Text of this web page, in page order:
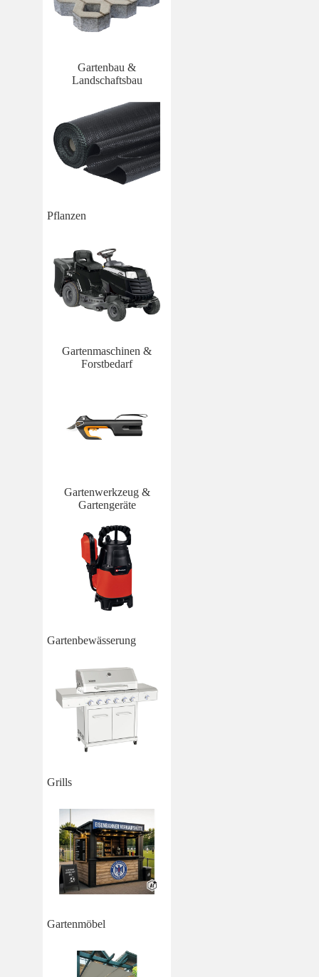
Gartenbau &
Landschaftsbau
Pflanzen
Gartenmaschinen &
Forstbedarf
Gartenwerkzeug &
Gartengeräte
Gartenbewässerung
Grills
Gartenmöbel